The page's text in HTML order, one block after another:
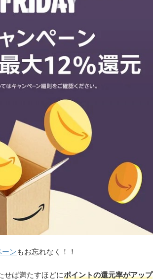
ン もお忘れなく！！
せば満たすほどにポイントの還元率がアップ